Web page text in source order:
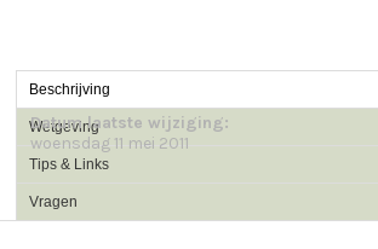
Beschrijving
Wetgeving
Tips & Links
Vragen
Datum laatste wijziging:
woensdag 11 mei 2011